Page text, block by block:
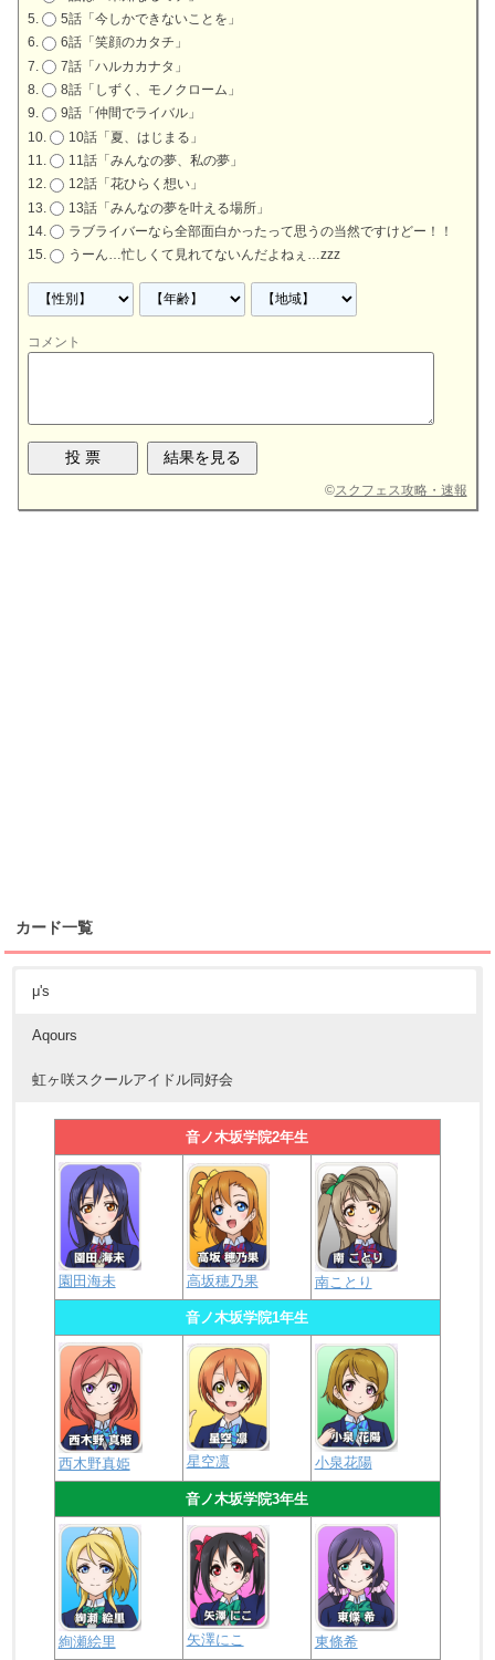
5話「今しかできないことを」
6話「笑顔のカタチ」
7話「ハルカカナタ」
8話「しずく、モノクローム」
9話「仲間でライバル」
10話「夏、はじまる」
11話「みんなの夢、私の夢」
12話「花ひらく想い」
13話「みんなの夢を叶える場所」
ラブライバーなら全部面白かったって思うの当然ですけどー！！
うーん…忙しくて見れてないんだよねぇ…zzz
コメント
©スクフェス攻略・速報
カード一覧
μ's
Aqours
虹ヶ咲スクールアイドル同好会
音ノ木坂学院2年生
園田海未 高坂穂乃果 南ことり
音ノ木坂学院1年生
西木野真姫 星空凛 小泉花陽
音ノ木坂学院3年生
絢瀬絵里 矢澤にこ 東條希